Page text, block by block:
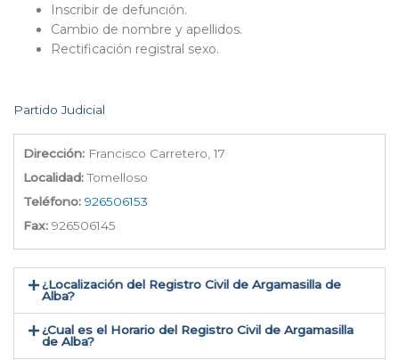
Inscribir de defunción.
Cambio de nombre y apellidos.
Rectificación registral sexo.
Partido Judicial
Dirección: Francisco Carretero, 17
Localidad:Tomelloso
Teléfono: 926506153
Fax: 926506145
¿Localización del Registro Civil de Argamasilla de
Alba​?
¿Cual es el Horario del Registro Civil de Argamasilla
de Alba?